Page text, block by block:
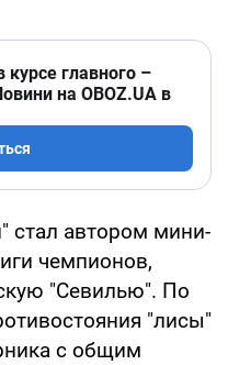
главного –
на OBOZ.UA в
стал автором мини-
чемпионов,
"Севилью". По
"лисы"
с общим